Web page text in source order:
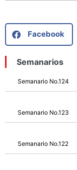
Facebook
Semanarios
Semanario No.124
Semanario No.123
Semanario No.122